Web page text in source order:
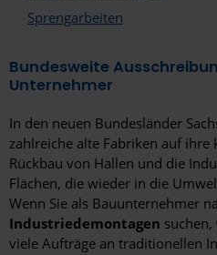
Neubrandenburg
Neumarkt
Neumünster
Neunkirchen
Neunkirchen (Saar)
Neuss
Sprengarbeiten
Bundesweite
Unternehmer
In den neuen Bundesländer
zahlreiche alte Fabriken auf
Rückbau von Hallen und die
Flächen, die wieder in die
Wenn Sie als Bauunternehmer
Industriedemontagen
viele Aufträge an traditionellen